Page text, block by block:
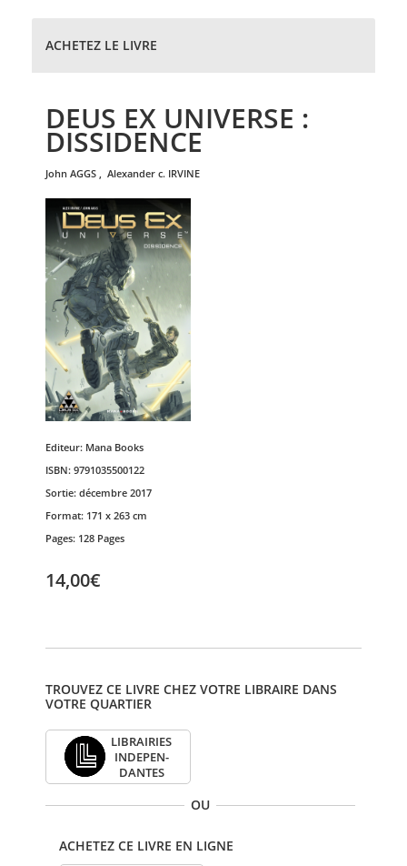
ACHETEZ LE LIVRE
DEUS EX UNIVERSE :
DISSIDENCE
john AGGS , alexander c. IRVINE
Editeur: Mana Books
ISBN: 9791035500122
Sortie: décembre 2017
Format: 171 x 263 cm
Pages: 128 Pages
14,00€
TROUVEZ CE LIVRE CHEZ VOTRE LIBRAIRE DANS
VOTRE QUARTIER
LIBRAI­RIES
INDE­PEN­
DANTES
OU
ACHETEZ CE LIVRE EN LIGNE